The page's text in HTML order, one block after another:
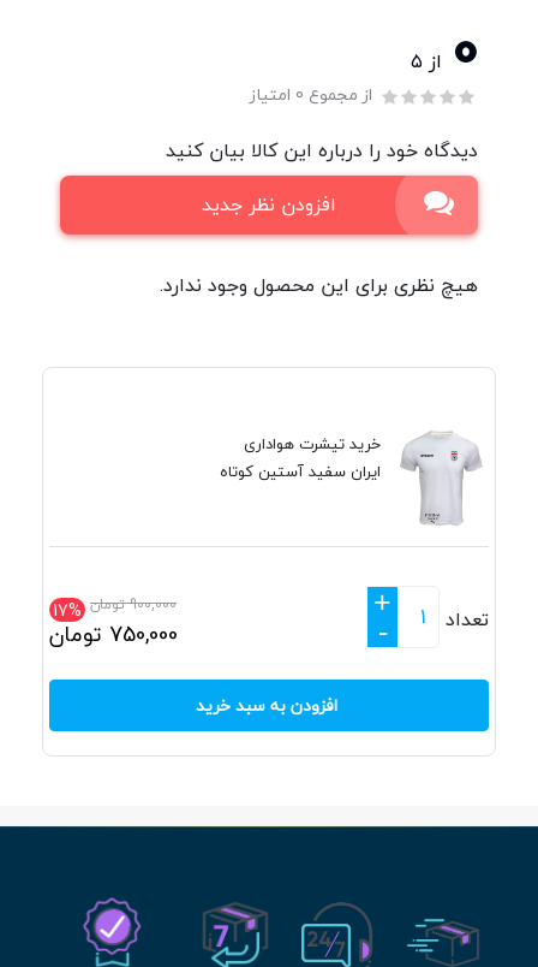
0 از ۵
از مجموع 0 امتیاز
دیدگاه خود را درباره این کالا بیان کنید
افزودن نظر جدید
هیچ نظری برای این محصول وجود ندارد.
خرید تیشرت هواداری
ایران سفید آستین کوتاه
17% 900,000تومان
750,000 تومان تعداد
+
-
افزودن به سبد خرید